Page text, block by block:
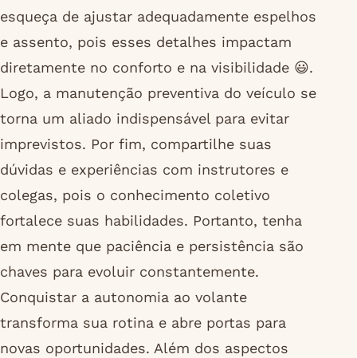
esqueça de ajustar adequadamente espelhos
e assento, pois esses detalhes impactam
diretamente no conforto e na visibilidade 😃.
Logo, a manutenção preventiva do veículo se
torna um aliado indispensável para evitar
imprevistos. Por fim, compartilhe suas
dúvidas e experiências com instrutores e
colegas, pois o conhecimento coletivo
fortalece suas habilidades. Portanto, tenha
em mente que paciência e persistência são
chaves para evoluir constantemente.
Conquistar a autonomia ao volante
transforma sua rotina e abre portas para
novas oportunidades. Além dos aspectos